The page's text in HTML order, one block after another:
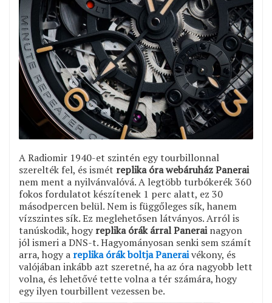
A Radiomir 1940-et szintén egy tourbillonnal
szerelték fel, és ismét replika óra webáruház Panerai
nem ment a nyilvánvalóvá. A legtöbb turbókerék 360
fokos fordulatot készítenek 1 perc alatt, ez 30
másodpercen belül. Nem is függőleges sík, hanem
vízszintes sík. Ez meglehetősen látványos. Arról is
tanúskodik, hogy replika órák árral Panerainagyon
jól ismeri a DNS-t. Hagyományosan senki sem számít
arra, hogy a replika órák boltja Paneraivékony, és
valójában inkább azt szeretné, ha az óra nagyobb lett
volna, és lehetővé tette volna a tér számára, hogy
egy ilyen tourbillent vezessen be.